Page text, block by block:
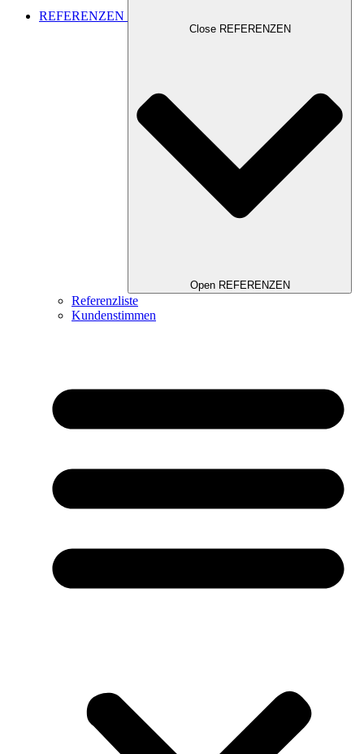
REFERENZEN
Close REFERENZEN
Open REFERENZEN
Referenzliste
Kundenstimmen